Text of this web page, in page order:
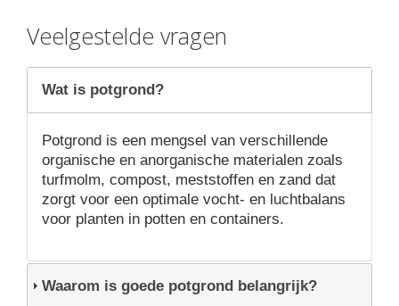
Veelgestelde vragen
Wat is potgrond?
Potgrond is een mengsel van verschillende
organische en anorganische materialen zoals
turfmolm, compost, meststoffen en zand dat
zorgt voor een optimale vocht- en luchtbalans
voor planten in potten en containers.
Waarom is goede potgrond belangrijk?